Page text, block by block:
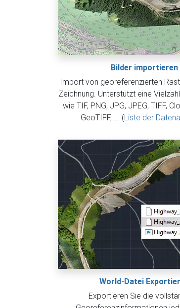
Bilder importieren
Import von georeferenzierten
Zeichnung. Unterstützt eine
wie TIF, PNG, JPG, JPEG, TIFF,
GeoTIFF, ... (Liste der
World-Datei
Exportieren Sie die